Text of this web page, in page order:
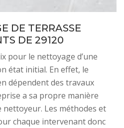
DE TERRASSE
DE 29120
pour le nettoyage d’une
état initial. En effet, le
dépendent des travaux
a sa propre manière
nettoyeur. Les méthodes et
chaque intervenant donc